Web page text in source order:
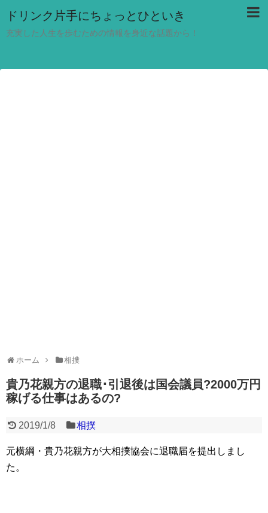
ドリンク片手にちょっとひといき
充実した人生を歩むための情報を身近な話題から！
ホーム 相撲
貴乃花親方の退職･引退後は国会議員?2000万円
稼げる仕事はあるの?
2019/1/8 相撲
元横綱・貴乃花親方が大相撲協会に退職届を提出しまし
た。